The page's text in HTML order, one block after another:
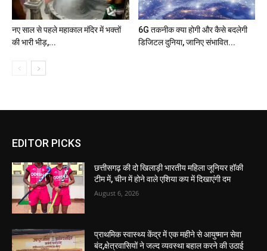
नए साल से पहले महाकाल मंदिर में भक्तों
की भारी भीड़,...
6G तकनीक क्या होगी और कैसे बदलेगी
डिजिटल दुनिया, जानिए संभावित...
EDITOR PICKS
छत्तीसगढ़ की दो खिलाड़ी भारतीय महिला जूनियर हॉकी
टीम में, चीन में होने वाले एशिया कप में दिखाएंगी दम
August 6, 2026
प्राथमिक स्वास्थ्य केंद्र में एक महीने से आयुष्मान सेवा
बंद,क्षेत्रवासियों ने जल्द व्यवस्था बहाल करने की उठाई